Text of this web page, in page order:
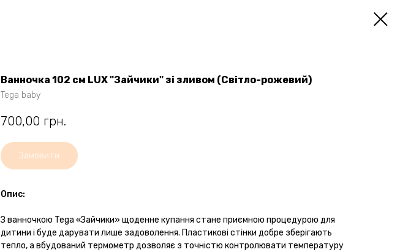
Ванночка 102 см LUX "Зайчики" зі зливом (Світло-рожевий)
Tega baby
700,00 грн.
Замовити
Опис:
З ванночкою Tega «Зайчики» щоденне купання стане приємною процедурою для
дитини і буде дарувати лише задоволення. Пластикові стінки добре зберігають
тепло, а вбудований термометр дозволяє з точністю контролювати температуру